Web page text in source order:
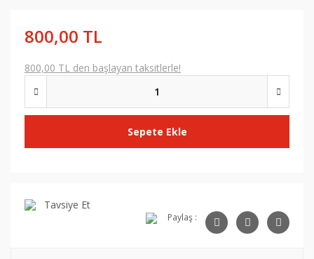
800,00 TL
800,00 TL den başlayan taksitlerle!
Sepete Ekle
Tavsiye Et
Paylaş :